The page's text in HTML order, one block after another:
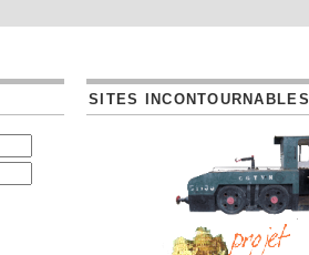
SITES INCONTOURNABLES